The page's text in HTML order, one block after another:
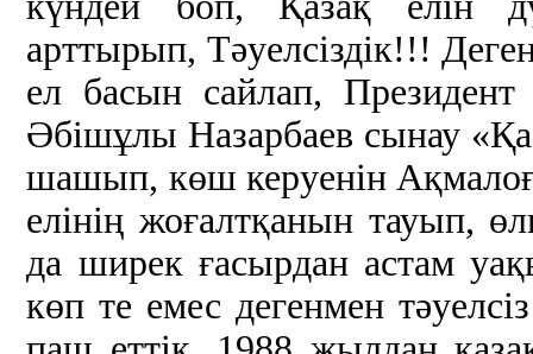
арттырып, Тәуелсіздік!!!
ел басын сайлап,
Әбішұлы Назарбаев сынау
шашып, көш керуенін
елінің жоғалтқанын тауып,
да ширек ғасырдан астам
көп те емес дегенмен